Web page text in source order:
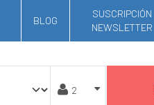
BLOG
SUSCRIPCIÓN
NEWSLETTER